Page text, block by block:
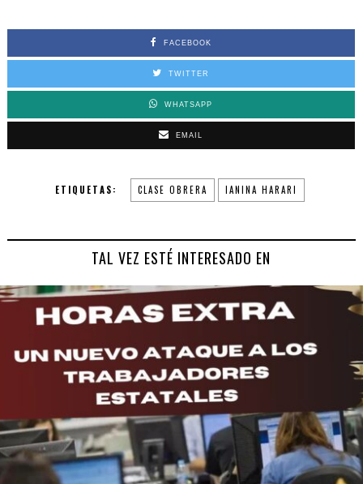
FACEBOOK
TWITTER
WHATSAPP
EMAIL
ETIQUETAS: CLASE OBRERA IANINA HARARI
TAL VEZ ESTÉ INTERESADO EN